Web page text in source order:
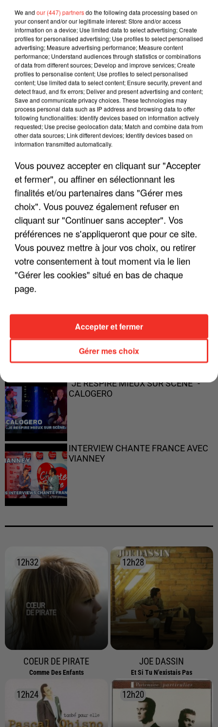
LES INTERVIEWS CHANTE
FRANCE
"JE SUIS À DISPOSITION DES
ENFOIRÉS"
"ON A TOUS LE TRAC"
PARFAITS"
"JE RESPIRE MIEUX SUR SCÈNE" -
CALOGERO
INTERVIEW CHANTE FRANCE AVEC
VIANNEY
12h32
12h32
COEUR DE PIRATE
Comme Des Enfants
12h28
12h28
JOE DASSIN
Et Si Tu N'existais Pas
12h24
12h24 12h20
12h20
We and our (447) partnersdo the following data processing based on
your consent and/or our legitimate interest: Store and/or access
information on a device; Use limited data to select advertising; Create
profiles for personalised advertising; Use profiles to select personalised
advertising; Measure advertising performance; Measure content
performance; Understand audiences through statistics or combinations
of data from different sources; Develop and improve services; Create
profiles to personalise content; Use profiles to select personalised
content; Use limited data to select content; Ensure security, prevent and
detect fraud, and fix errors; Deliver and present advertising and content;
Save and communicate privacy choices. These technologies may
process personal data such as IP address and browsing data to offer
following functionalities: Identify devices based on information actively
requested; Use precise geolocation data; Match and combine data from
other data sources; Link different devices; Identify devices based on
information transmitted automatically.
Vous pouvez accepter en cliquant sur "Accepter
et fermer", ou affiner en sélectionnant les
finalités et/ou partenaires dans "Gérer mes
choix". Vous pouvez également refuser en
cliquant sur "Continuer sans accepter". Vos
préférences ne s'appliqueront que pour ce site.
Vous pouvez mettre à jour vos choix, ou retirer
votre consentement à tout moment via le lien
"Gérer les cookies" situé en bas de chaque
page.
Gérer mes choix
Accepter et fermer